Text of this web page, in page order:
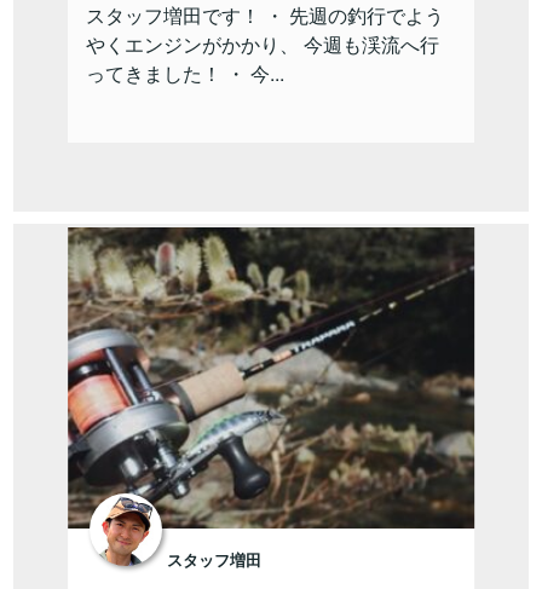
スタッフ増田です！ ・ 先週の釣行でよう
やくエンジンがかかり、 今週も渓流へ行
ってきました！ ・ 今...
スタッフ増田